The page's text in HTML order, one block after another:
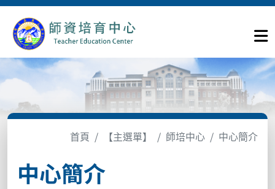
首頁 【主選單】 師培中心 中心簡介
中心簡介